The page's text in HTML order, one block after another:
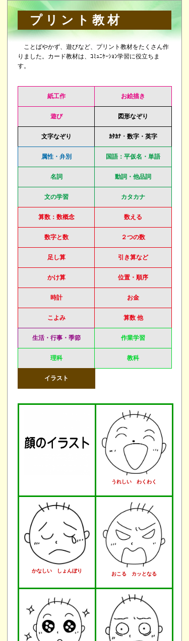
プリント教材
ことばやかず、遊びなど、プリント教材をたくさん作
りました。カード教材は、ｺﾐｭﾆｹｰｼｮﾝ学習に役立ちま
す。
紙工作 お絵描き
遊び 図形なぞり
文字なぞり ｶﾀｶﾅ・数字・英字
属性・弁別 国語：平仮名・単語
名詞 動詞・他品詞
文の学習 カタカナ
算数：数概念 数える
数字と数 ２つの数
足し算 引き算など
かけ算 位置・順序
時計 お金
こよみ 算数 他
生活・行事・季節 作業学習
理科 教科
イラスト
うれしい わくわく
かなしい しょんぼり
おこる カッとなる